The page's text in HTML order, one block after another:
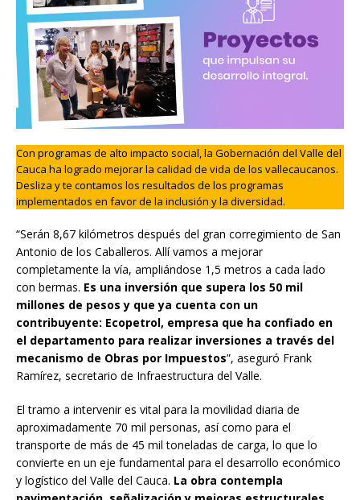
Con programas de alto impacto social, la Gobernación del Valle del
Cauca ha logrado mejorar la calidad de vida de los vallecaucanos.
Desliza y te contamos los resultados de los programas
implementados en favor de la inclusión y la diversidad.
“Serán 8,67 kilómetros después del gran corregimiento de San
Antonio de los Caballeros. Allí vamos a mejorar
completamente la vía, ampliándose 1,5 metros a cada lado
con bermas. Es una inversión que supera los 50 mil
millones de pesos y que ya cuenta con un
contribuyente: Ecopetrol, empresa que ha confiado en
el departamento para realizar inversiones a través del
mecanismo de Obras por Impuestos”, aseguró Frank
Ramírez, secretario de Infraestructura del Valle.
El tramo a intervenir es vital para la movilidad diaria de
aproximadamente 70 mil personas, así como para el
transporte de más de 45 mil toneladas de carga, lo que lo
convierte en un eje fundamental para el desarrollo económico
y logístico del Valle del Cauca. La obra contempla